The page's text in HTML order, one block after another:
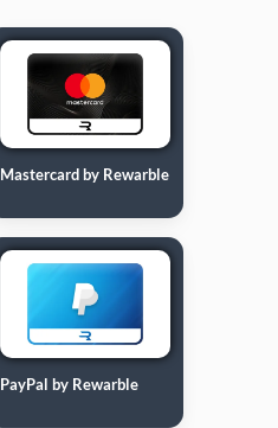
Mastercard by Rewarble
PayPal by Rewarble